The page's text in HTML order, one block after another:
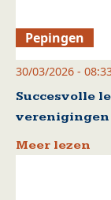
Pepingen
30/03/2026 -
Succesvolle
verenigingen
Meer lezen